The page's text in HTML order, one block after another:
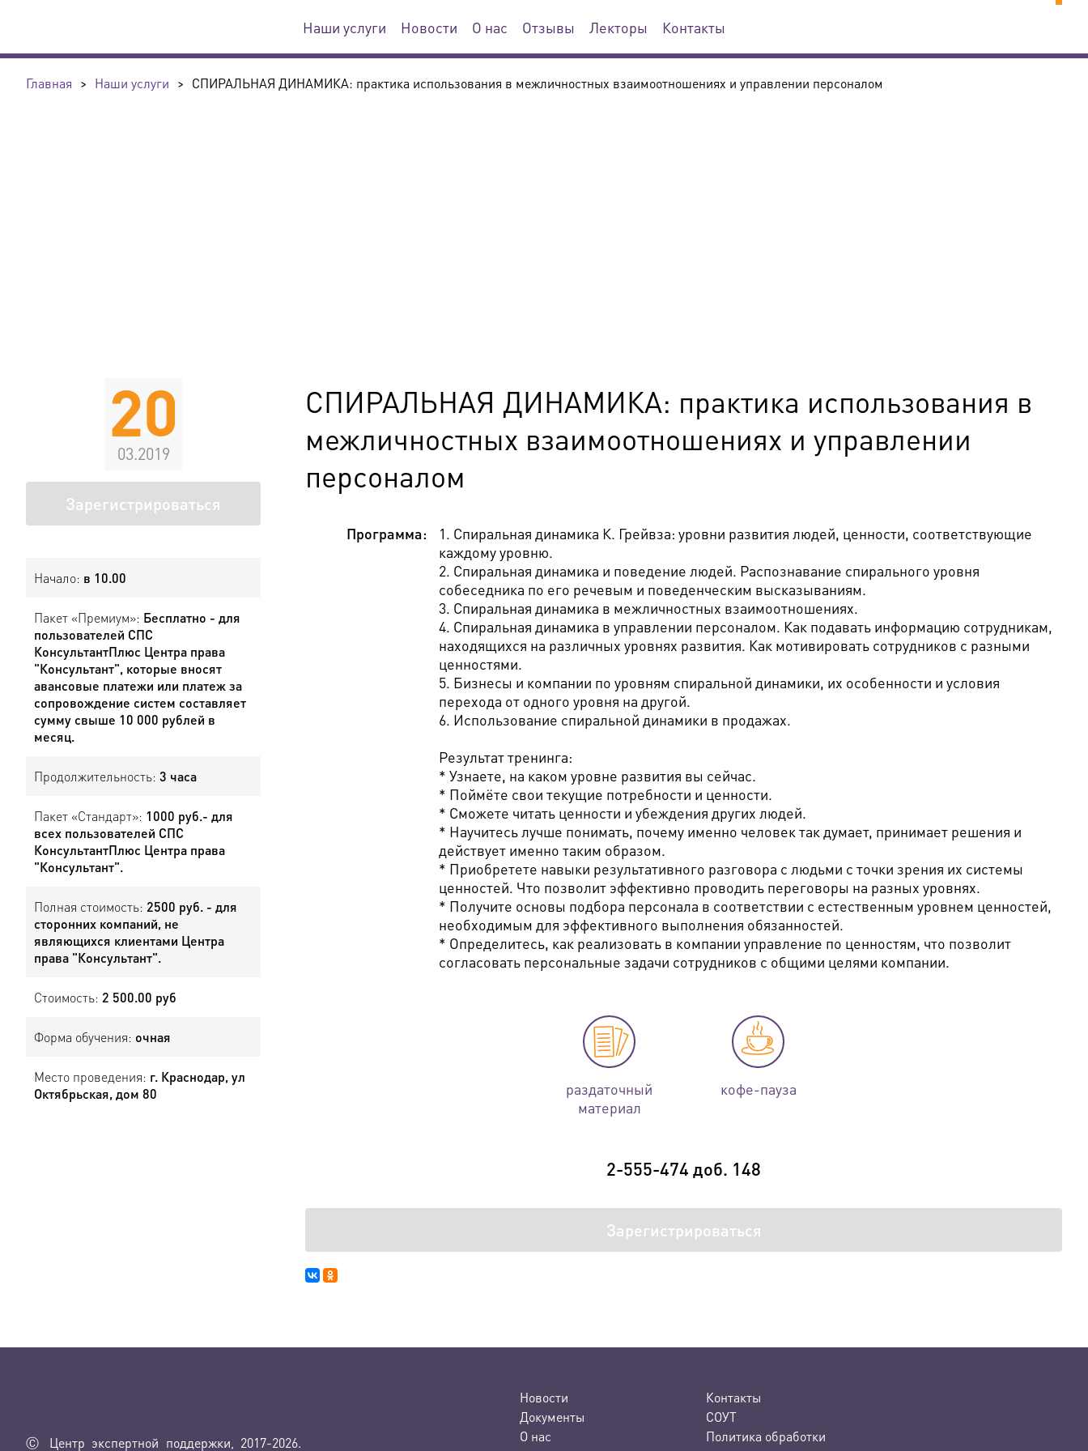
Наши услуги Новости О нас Отзывы Лекторы Контакты
Главная > Наши услуги > СПИРАЛЬНАЯ ДИНАМИКА: практика использования в межличностных взаимоотношениях и управлении персоналом
20
03.2019
Зарегистрироваться
Начало: в 10.00
Пакет «Премиум»: Бесплатно - для
пользователей СПС
КонсультантПлюс Центра права
"Консультант", которые вносят
авансовые платежи или платеж за
сопровождение систем составляет
сумму свыше 10 000 рублей в
месяц.
Продолжительность: 3 часа
Пакет «Стандарт»: 1000 руб.- для
всех пользователей СПС
КонсультантПлюс Центра права
"Консультант".
Полная стоимость: 2500 руб. - для
сторонних компаний, не
являющихся клиентами Центра
права "Консультант".
Стоимость: 2 500.00 руб
Форма обучения: очная
Место проведения: г. Краснодар, ул
Октябрьская, дом 80
СПИРАЛЬНАЯ ДИНАМИКА: практика использования в
межличностных взаимоотношениях и управлении
персоналом
Программа:
1. Спиральная динамика К. Грейвза: уровни развития людей, ценности, соответствующие
каждому уровню.
2. Спиральная динамика и поведение людей. Распознавание спирального уровня
собеседника по его речевым и поведенческим высказываниям.
3. Спиральная динамика в межличностных взаимоотношениях.
4. Спиральная динамика в управлении персоналом. Как подавать информацию сотрудникам,
находящихся на различных уровнях развития. Как мотивировать сотрудников с разными
ценностями.
5. Бизнесы и компании по уровням спиральной динамики, их особенности и условия
перехода от одного уровня на другой.
6. Использование спиральной динамики в продажах.
Результат тренинга:
* Узнаете, на каком уровне развития вы сейчас.
* Поймёте свои текущие потребности и ценности.
* Сможете читать ценности и убеждения других людей.
* Научитесь лучше понимать, почему именно человек так думает, принимает решения и
действует именно таким образом.
* Приобретете навыки результативного разговора с людьми с точки зрения их системы
ценностей. Что позволит эффективно проводить переговоры на разных уровнях.
* Получите основы подбора персонала в соответствии с естественным уровнем ценностей,
необходимым для эффективного выполнения обязанностей.
* Определитесь, как реализовать в компании управление по ценностям, что позволит
согласовать персональные задачи сотрудников с общими целями компании.
раздаточный
материал
кофе-пауза
2-555-474 доб. 148
Зарегистрироваться
Ⓒ Центр экспертной поддержки, 2017-2026.
Новости
Документы
О нас
Контакты
СОУТ
Политика обработки